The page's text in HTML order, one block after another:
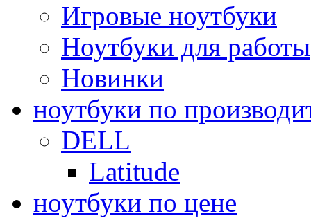
Игровые ноутбуки
Ноутбуки для работы
Новинки
ноутбуки по
DELL
Latitude
ноутбуки по цене